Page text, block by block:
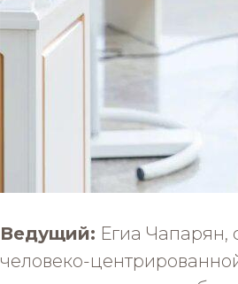
Ведущий: Егиа Чапарян,
человеко-